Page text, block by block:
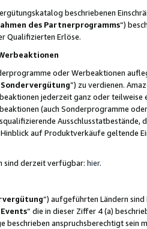
beschriebenen
des Partnerprogramms“)
Qualifizierten Erlöse.
oder Werbeaktionen
Sondervergütung”) zu verdienen.
jederzeit ganz oder
(auch Sonderprogramme
Ausschlusstatbestände,
auf Produktverkäufe geltende
sind derzeit verfügbar: hier.
“) aufgeführten Ländern
“ die in dieser Ziffer 4 (a)
beschrieben anspruchsberechtigt sein